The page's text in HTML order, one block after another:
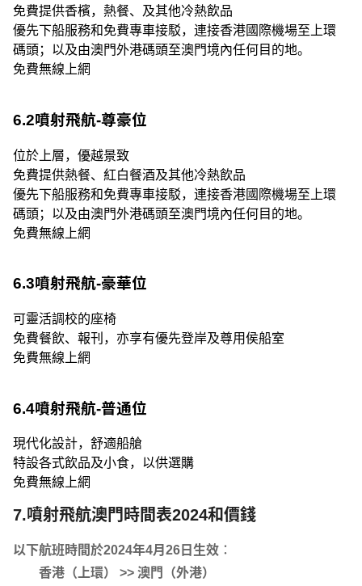
免費提供香檳，熱餐、及其他冷熱飲品
優先下船服務和免費專車接駁，連接香港國際機場至上環
碼頭；以及由澳門外港碼頭至澳門境內任何目的地。
免費無線上網
6.2噴射飛航-尊豪位
位於上層，優越景致
免費提供熱餐、紅白餐酒及其他冷熱飲品
優先下船服務和免費專車接駁，連接香港國際機場至上環
碼頭；以及由澳門外港碼頭至澳門境內任何目的地。
免費無線上網
6.3噴射飛航-豪華位
可靈活調校的座椅
免費餐飲、報刊，亦享有優先登岸及尊用侯船室
免費無線上網
6.4噴射飛航-普通位
現代化設計，舒適船艙
特設各式飲品及小食，以供選購
免費無線上網
7.噴射飛航澳門時間表2024和價錢
以下航班時間於2024年4月26日生效︰
香港（上環） >> 澳門（外港）